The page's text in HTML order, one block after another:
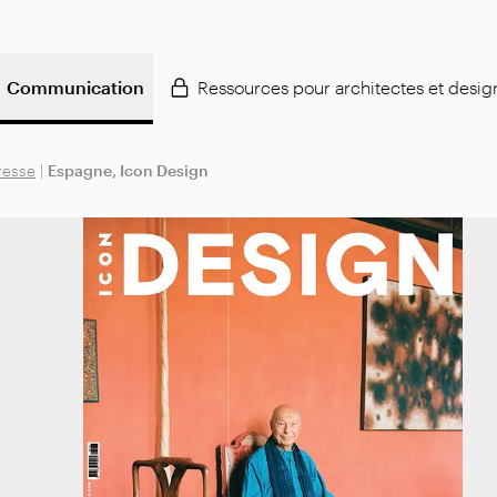
Communication Ressources pour architectes et
| Espagne, Icon Design